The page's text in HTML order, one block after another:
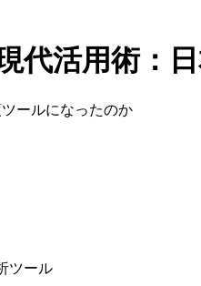
代活用術：
ールになったのか
ツール